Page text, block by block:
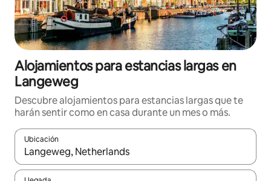
Alojamientos para estancias largas en
Langeweg
Descubre alojamientos para estancias largas que te
harán sentir como en casa durante un mes o más.
Ubicación
Cuando los resultados estén disponibles, podrás navegar